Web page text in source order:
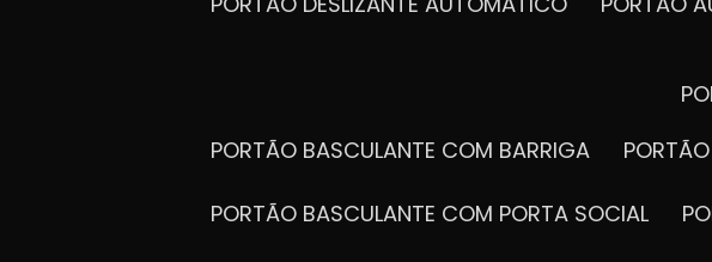
PORTÃO BASCULANTE COM BARRIGA
PORTÃO BASCULANTE COM PORTA SOCIAL